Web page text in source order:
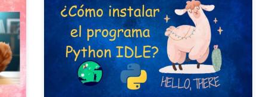
Esta guía te mostrará cómo instalar el programa
Python IDLE: uno de los programas más
sencillos para aprender! Aquí encontrarás los
pasos para instalar Python en distintos sistemas
operativos: Windows, Linux y MacOS. Solo elige
la guía que se adapta a tu sistema. 🔔
¡Importante! Para aprender Python puedes usar